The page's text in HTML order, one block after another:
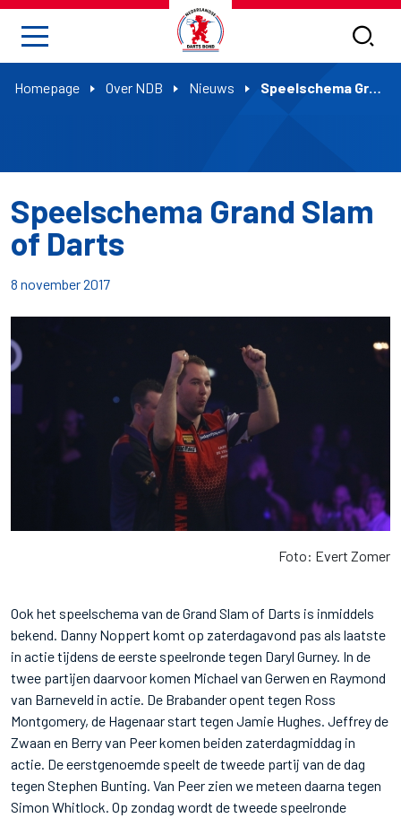
Homepage Over NDB Nieuws Speelschema Grand Slam of Darts
Speelschema Grand Slam
of Darts
8 november 2017
Foto: Evert Zomer
Ook het speelschema van de Grand Slam of Darts is inmiddels
bekend. Danny Noppert komt op zaterdagavond pas als laatste
in actie tijdens de eerste speelronde tegen Daryl Gurney. In de
twee partijen daarvoor komen Michael van Gerwen en Raymond
van Barneveld in actie. De Brabander opent tegen Ross
Montgomery, de Hagenaar start tegen Jamie Hughes. Jeffrey de
Zwaan en Berry van Peer komen beiden zaterdagmiddag in
actie. De eerstgenoemde speelt de tweede partij van de dag
tegen Stephen Bunting. Van Peer zien we meteen daarna tegen
Simon Whitlock. Op zondag wordt de tweede speelronde